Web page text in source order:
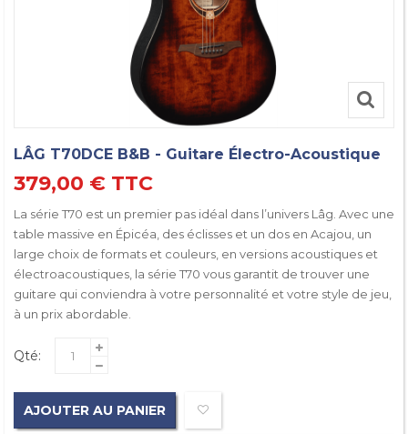
LÂG T70DCE B&B - Guitare Électro-Acoustique
379,00 € TTC
La série T70 est un premier pas idéal dans l’univers Lâg. Avec une
table massive en Épicéa, des éclisses et un dos en Acajou, un
large choix de formats et couleurs, en versions acoustiques et
électroacoustiques, la série T70 vous garantit de trouver une
guitare qui conviendra à votre personnalité et votre style de jeu,
à un prix abordable.
Qté:
AJOUTER AU PANIER